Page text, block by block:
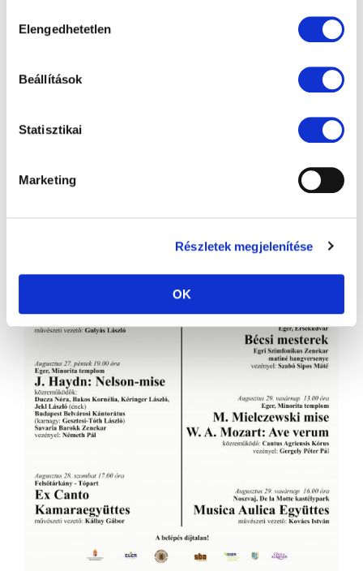
kiválasztása
Elengedhetetlen
Beállítások
Statisztikai
Marketing
Részletek megjelenítése
OK